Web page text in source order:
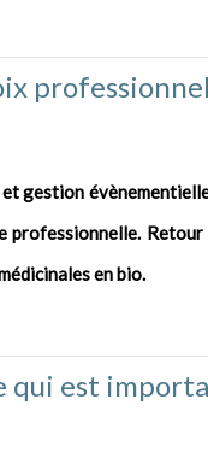
gestion
en bio.
qui est